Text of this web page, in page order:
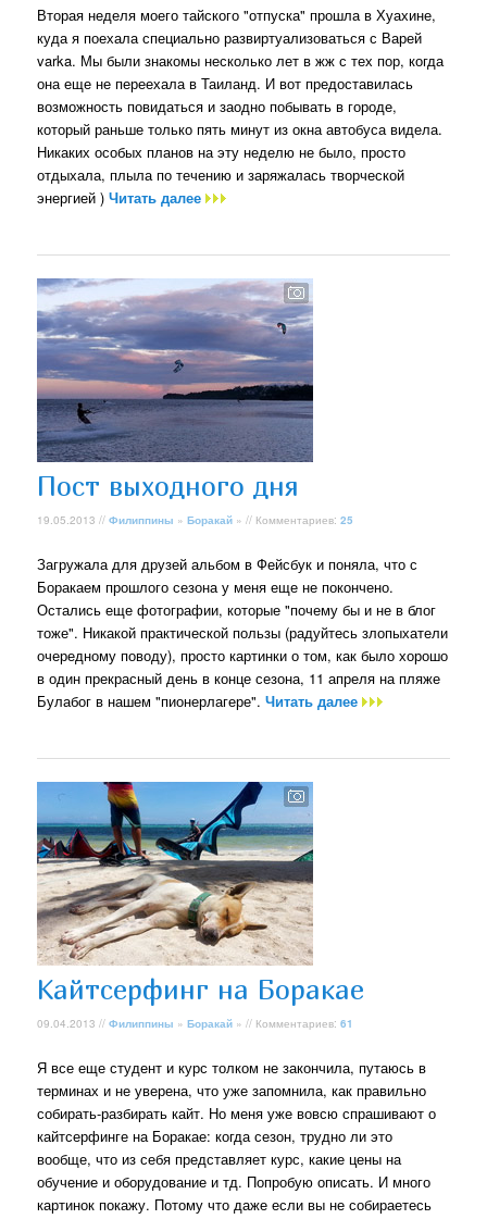
Вторая неделя моего тайского "отпуска" прошла в Хуахине,
куда я поехала специально развиртуализоваться с Варей
varka. Мы были знакомы несколько лет в жж с тех пор, когда
она еще не переехала в Таиланд. И вот предоставилась
возможность повидаться и заодно побывать в городе,
который раньше только пять минут из окна автобуса видела.
Никаких особых планов на эту неделю не было, просто
отдыхала, плыла по течению и заряжалась творческой
энергией )Читать далее
Пост выходного дня
19.05.2013 //Филиппины »Боракай » // Комментариев:25
Загружала для друзей альбом в Фейсбук и поняла, что с
Боракаем прошлого сезона у меня еще не покончено.
Остались еще фотографии, которые "почему бы и не в блог
тоже". Никакой практической пользы (радуйтесь злопыхатели
очередному поводу), просто картинки о том, как было хорошо
в один прекрасный день в конце сезона, 11 апреля на пляже
Булабог в нашем "пионерлагере".Читать далее
Кайтсерфинг на Боракае
09.04.2013 //Филиппины »Боракай » // Комментариев:61
Я все еще студент и курс толком не закончила, путаюсь в
терминах и не уверена, что уже запомнила, как правильно
собирать-разбирать кайт. Но меня уже вовсю спрашивают о
кайтсерфинге на Боракае: когда сезон, трудно ли это
вообще, что из себя представляет курс, какие цены на
обучение и оборудование и тд. Попробую описать. И много
картинок покажу. Потому что даже если вы не собираетесь